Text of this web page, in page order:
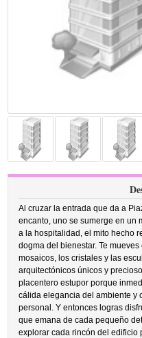
Al cruzar la entrada que da a
encanto, uno se sumerge en un
a la hospitalidad, el mito hecho
dogma del bienestar. Te
mosaicos, los cristales y las
arquitectónicos únicos y
placentero estupor porque
cálida elegancia del ambiente y
personal. Y entonces logras
que emana de cada pequeño
explorar cada rincón del edificio